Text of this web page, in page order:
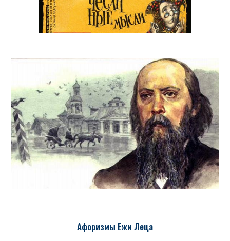
Афоризмы Ежи Леца